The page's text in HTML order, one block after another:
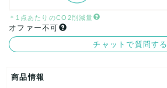
＊1点あたりのCO2削減量
オファー不可
チャットで質問する
商品情報